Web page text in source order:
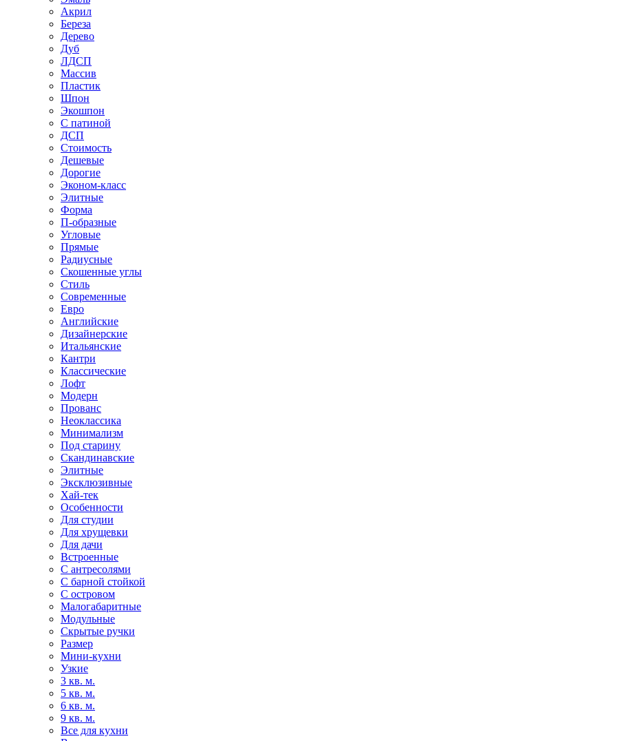
Акрил
Береза
Дерево
Дуб
ЛДСП
Массив
Пластик
Шпон
Экошпон
С патиной
ДСП
Стоимость
Дешевые
Дорогие
Эконом-класс
Элитные
Форма
П-образные
Угловые
Прямые
Радиусные
Скошенные углы
Стиль
Современные
Евро
Английские
Дизайнерские
Итальянские
Кантри
Классические
Лофт
Модерн
Прованс
Неоклассика
Минимализм
Под старину
Скандинавские
Элитные
Эксклюзивные
Хай-тек
Особенности
Для студии
Для хрущевки
Для дачи
Встроенные
С антресолями
С барной стойкой
С островом
Малогабаритные
Модульные
Скрытые ручки
Размер
Мини-кухни
Узкие
3 кв. м.
5 кв. м.
6 кв. м.
9 кв. м.
Все для кухни